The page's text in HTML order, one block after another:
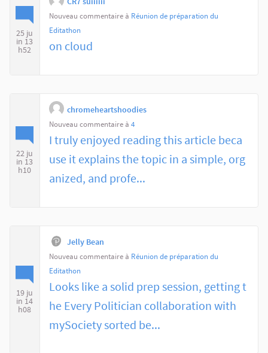
25 ju
in 13
h52
Nouveau commentaire à Réunion de préparation du
Editathon
on cloud
22 ju
in 13
h10
chromeheartshoodies
Nouveau commentaire à 4
I truly enjoyed reading this article beca
use it explains the topic in a simple, org
anized, and profe...
19 ju
in 14
h08
Jelly Bean
Nouveau commentaire à Réunion de préparation du
Editathon
Looks like a solid prep session, getting t
he Every Politician collaboration with
mySociety sorted be...